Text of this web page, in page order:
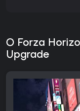
O Forza
Upgrade